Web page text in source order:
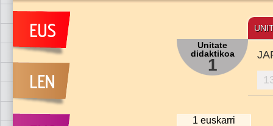
Unitate
didaktikoa
1
1 euskarri